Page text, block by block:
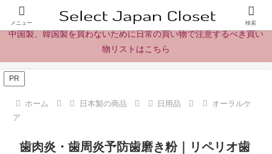
日本製の商品、製品、食品レビューとニュース
中国製、韓国製を買わないために日常の買い物で注意するべき買い
物リストはこちら
PR
ホーム 日本製の商品 日用品
オーラルケ
ア
歯肉炎・歯周炎予防歯磨き粉｜リペリオ歯
メニュー 検索